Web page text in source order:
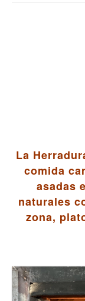
La
comida
asadas
naturales
zona,